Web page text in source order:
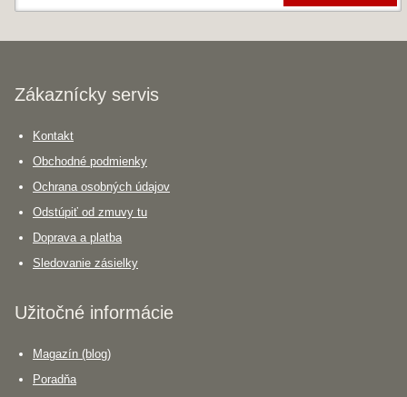
Zákaznícky servis
Kontakt
Obchodné podmienky
Ochrana osobných údajov
Odstúpiť od zmuvy tu
Doprava a platba
Sledovanie zásielky
Užitočné informácie
Magazín (blog)
Poradňa